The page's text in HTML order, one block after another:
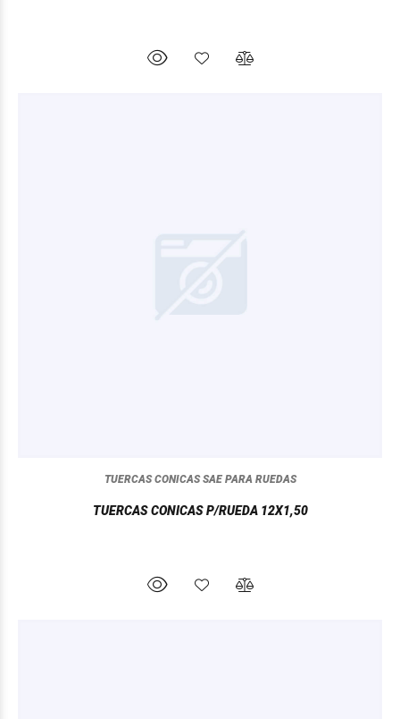
TUERCAS CONICAS SAE PARA RUEDAS
TUERCAS CONICAS P/RUEDA 12X1,50